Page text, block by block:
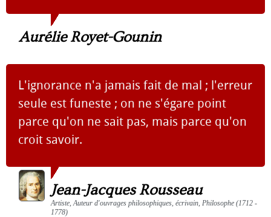
Aurélie Royet-Gounin
L'ignorance n'a jamais fait de mal ; l'erreur
seule est funeste ; on ne s'égare point
parce qu'on ne sait pas, mais parce qu'on
croit savoir.
Jean-Jacques Rousseau
Artiste, Auteur d'ouvrages philosophiques, écrivain, Philosophe (1712 -
1778)